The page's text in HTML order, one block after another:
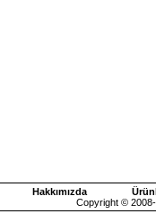
Hakkımızda
Copyright ©